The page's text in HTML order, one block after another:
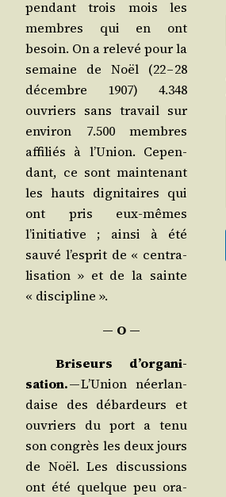
pen­dant trois mois les
membres qui en ont
besoin. On a rele­vé pour la
semaine de Noël (22 – 28
décembre 1907) 4.348
ouvriers sans tra­vail sur
envi­ron 7.500 membres
affi­liés à l’U­nion. Cepen­
dant, ce sont main­te­nant
les hauts digni­taires qui
ont pris eux-mêmes
l’initiative ; ain­si à été
sau­vé l’es­prit de « cen­tra­
li­sa­tion » et de la sainte
« discipline ».
— O —
Bri­seurs d’or­ga­ni­
sa­tion.— L’U­nion néer­lan­
daise des débar­deurs et
ouvriers du port a tenu
son congrès les deux jours
de Noël. Les dis­cus­sions
ont été quelque peu ora­